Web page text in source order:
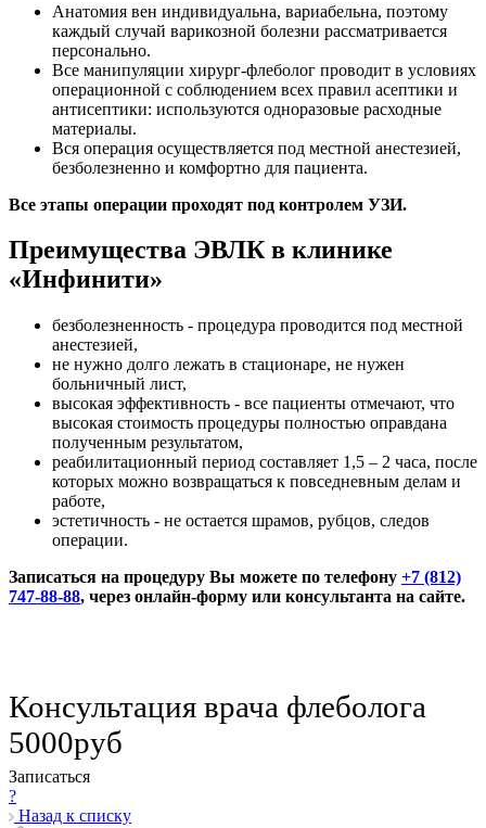
Анатомия вен индивидуальна, вариабельна, поэтому
каждый случай варикозной болезни рассматривается
персонально.
Все манипуляции хирург-флеболог проводит в условиях
операционной с соблюдением всех правил асептики и
антисептики: используются одноразовые расходные
материалы.
Вся операция осуществляется под местной анестезией,
безболезненно и комфортно для пациента.
Все этапы операции проходят под контролем УЗИ.
Преимущества ЭВЛК в клинике
«Инфинити»
безболезненность - процедура проводится под местной
анестезией,
не нужно долго лежать в стационаре, не нужен
больничный лист,
высокая эффективность - все пациенты отмечают, что
высокая стоимость процедуры полностью оправдана
полученным результатом,
реабилитационный период составляет 1,5 – 2 часа, после
которых можно возвращаться к повседневным делам и
работе,
эстетичность - не остается шрамов, рубцов, следов
операции.
Записаться на процедуру Вы можете по телефону +7 (812)
747-88-88, через онлайн-форму или консультанта на сайте.
Консультация врача флеболога
5000руб
Записаться
?
Назад к списку